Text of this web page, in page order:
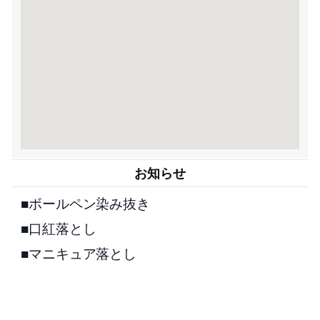
お知らせ
■ボールペン染み抜き
■口紅落とし
■マニキュア落とし